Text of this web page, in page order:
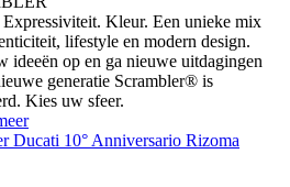
Kleur. Een unieke mix
lifestyle en modern design.
ideeën op en ga nieuwe uitdagingen
generatie Scrambler® is
Kies uw sfeer.
Ducati 10° Anniversario Rizoma